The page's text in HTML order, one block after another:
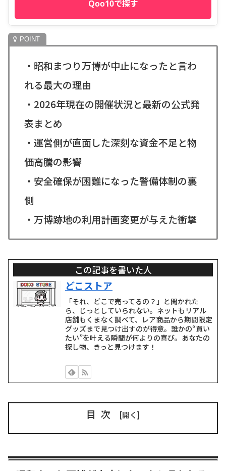
Qoo10で探す
・昭和まつり万博が中止になったと言わ
れる最大の理由
・2026年現在の開催状況と最新の公式発
表まとめ
・運営側が直面した深刻な資金不足と物
価高騰の影響
・安全確保が困難になった警備体制の裏
側
・万博跡地の利用計画変更が与えた衝撃
この記事を書いた人
どこストア
「それ、どこで売ってるの？」と聞かれた
ら、じっとしていられない。ネットもリアル
店舗もくまなく調べて、レア商品から期間限定
グッズまで見つけ出すのが得意。誰かの“買い
たい”を叶える瞬間が何よりの喜び。あなたの
探し物、きっと見つけます！
目次